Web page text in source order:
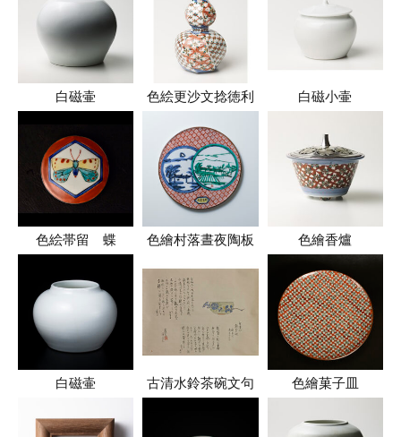
白磁壷 色絵更沙文捻徳利 白磁小壷
色絵帯留 蝶 色繪村落晝夜陶板 色繪香爐
白磁壷 古清水鈴茶碗文句 色繪菓子皿